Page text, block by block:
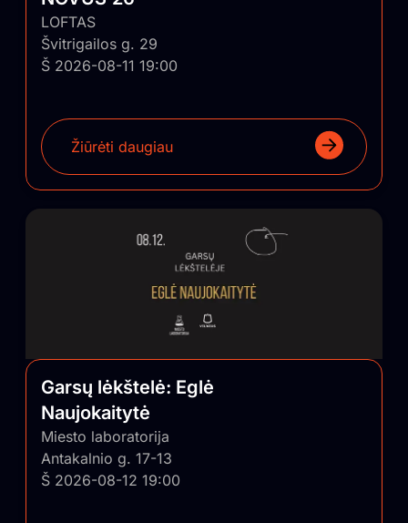
LOFTAS
Švitrigailos g. 29
Š 2026-08-11 19:00
Žiūrėti daugiau
Garsų lėkštelė: Eglė
Naujokaitytė
Miesto laboratorija
Antakalnio g. 17-13
Š 2026-08-12 19:00